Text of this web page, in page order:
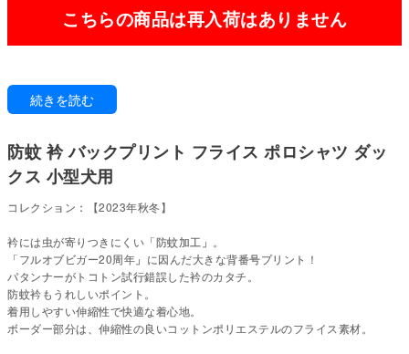
こちらの商品は再入荷はありません
■ こんなお悩みありませんか？
い丈がほしい
・草むらや公園に連れて行くのが不安
・フィラリア予防の薬はしているが、蚊が気になる季節のお散歩にも気を配
りたい。
・ノミが家の中に持ち込まれないか心配
袖があるのには、理由があります。タンクでは隠れない場所ま
で、すっぽり。
虫や汚れが気になる季節のお散歩に。少しだけしっかり守りたい日の、頼れ
る一枚です。
「フルオブビガー20周年」に因んだ大きな背番号プリント! パタンナーがト
続きを読む
防蚊 衿 バックプリント フライス ポロシャツ ダッ
クス 小型犬用
コレクション：【2023年秋冬】
衿には虫が寄りつきにくい「防蚊加工」。
「フルオブビガー20周年」に因んだ大きな背番号プリント！
パタンナーがトコトン試行錯誤した衿のカタチ。
防蚊衿もうれしいポイント。
着用しやすい伸縮性で快適な着心地。
ボーダー部分は、伸縮性の良いコットンポリエステルのフライス素材。